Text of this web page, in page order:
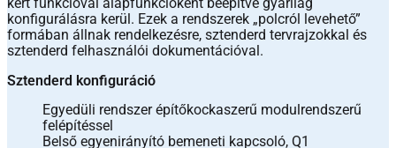
konfigurálásra kerül. Ezek a rendszerek „polcról levehető”
formában állnak rendelkezésre, sztenderd tervrajzokkal és
sztenderd felhasználói dokumentációval.
Sztenderd konfiguráció
Egyedüli rendszer építőkockaszerű modulrendszerű
felépítéssel
Belső egyenirányító bemeneti kapcsoló, Q1